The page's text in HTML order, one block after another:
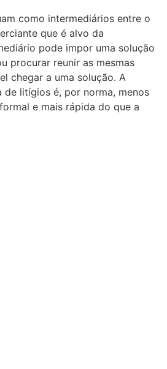
como intermediários entre o
que é alvo da
pode impor uma solução
procurar reunir as mesmas
chegar a uma solução. A
de litígios é, por norma, menos
e mais rápida do que a